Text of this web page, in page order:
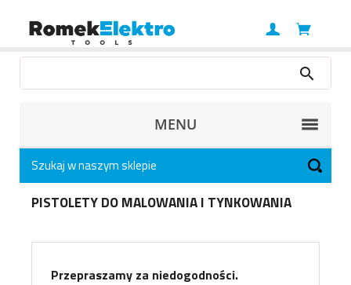
MENU
PISTOLETY DO MALOWANIA I TYNKOWANIA
Przepraszamy za niedogodności.